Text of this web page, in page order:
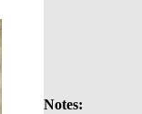
Notes: